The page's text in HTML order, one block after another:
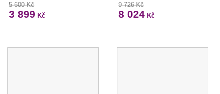
5 600 Kč
3 899 Kč
9 726 Kč
8 024Kč